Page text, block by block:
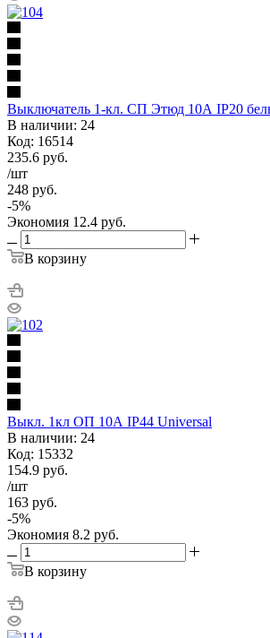
Выключатель 1-кл. СП Этюд 10А IP20
В наличии: 24
Код: 16514
235.6 руб.
/шт
248 руб.
-5%
Экономия 12.4 руб.
В корзину
Выкл. 1кл ОП 10А IP44 Universal
В наличии: 24
Код: 15332
154.9 руб.
/шт
163 руб.
-5%
Экономия 8.2 руб.
В корзину